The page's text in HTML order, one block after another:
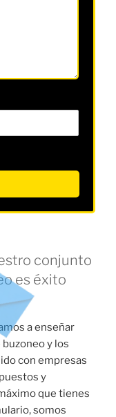
conjunto
es éxito
a enseñar
y los
con empresas
y
que tienes
somos